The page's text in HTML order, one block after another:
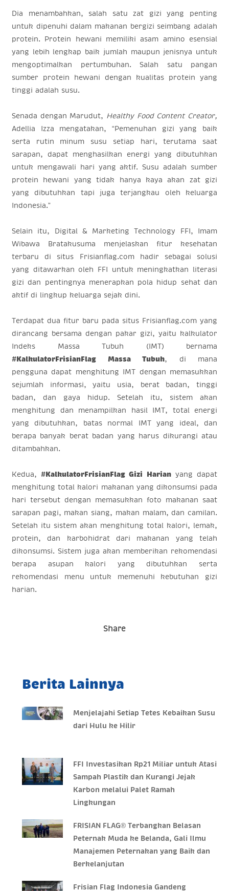
Dia menambahkan, salah satu zat gizi yang penting
untuk dipenuhi dalam makanan bergizi seimbang adalah
protein. Protein hewani memiliki asam amino esensial
yang lebih lengkap baik jumlah maupun jenisnya untuk
mengoptimalkan pertumbuhan. Salah satu pangan
sumber protein hewani dengan kualitas protein yang
tinggi adalah susu.
Senada dengan Marudut,
Healthy Food Content Creator,
Adellia Izza mengatakan, “Pemenuhan gizi yang baik
serta rutin minum susu setiap hari, terutama saat
sarapan, dapat menghasilkan energi yang dibutuhkan
untuk mengawali hari yang aktif. Susu adalah sumber
protein hewani yang tidak hanya kaya akan zat gizi
yang dibutuhkan tapi juga terjangkau oleh keluarga
Indonesia.”
Selain itu, Digital & Marketing Technology FFI, Imam
Wibawa Bratakusuma menjelaskan fitur kesehatan
terbaru di situs Frisianflag.com hadir sebagai solusi
yang ditawarkan oleh FFI untuk meningkatkan literasi
gizi dan pentingnya menerapkan pola hidup sehat dan
aktif di lingkup keluarga sejak dini.
Terdapat dua fitur baru pada situs Frisianflag.com yang
dirancang bersama dengan pakar gizi, yaitu kalkulator
Indeks Massa Tubuh (IMT) bernama
#KalkulatorFrisianFlag Massa Tubuh , di mana
pengguna dapat menghitung IMT dengan memasukkan
sejumlah informasi, yaitu usia, berat badan, tinggi
badan, dan gaya hidup. Setelah itu, sistem akan
menghitung dan menampilkan hasil IMT, total energi
yang dibutuhkan, batas normal IMT yang ideal, dan
berapa banyak berat badan yang harus dikurangi atau
ditambahkan.
Kedua,#KalkulatorFrisianFlag Gizi Harianyang dapat
menghitung total kalori makanan yang dikonsumsi pada
hari tersebut dengan memasukkan foto makanan saat
sarapan pagi, makan siang, makan malam, dan camilan.
Setelah itu sistem akan menghitung total kalori, lemak,
protein, dan karbohidrat dari makanan yang telah
dikonsumsi. Sistem juga akan memberikan rekomendasi
berapa asupan kalori yang dibutuhkan serta
rekomendasi menu untuk memenuhi kebutuhan gizi
harian.
Share
Berita Lainnya
Menjelajahi Setiap Tetes Kebaikan Susu
dari Hulu ke Hilir
FFI Investasikan Rp21 Miliar untuk Atasi
Sampah Plastik dan Kurangi Jejak
Karbon melalui Palet Ramah
Lingkungan
FRISIAN FLAG® Terbangkan Belasan
Peternak Muda ke Belanda, Gali Ilmu
Manajemen Peternakan yang Baik dan
Berkelanjutan
Frisian Flag Indonesia Gandeng